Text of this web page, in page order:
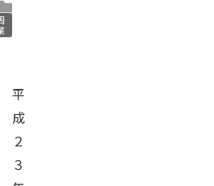
平
成
２
３